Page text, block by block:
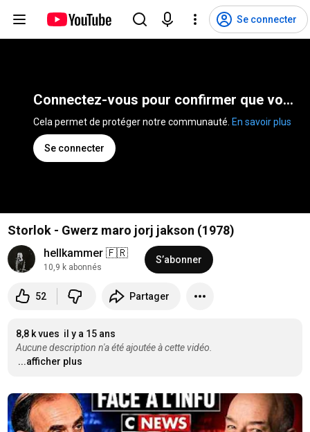
Se connecter
Connectez-vous pour confirmer que vous n'êtes pas un robot
En savoir plus
Se connecter
Storlok - Gwerz maro jorj jakson (1978)
hellkammer 🇫🇷
10,9 k abonnés
S’abonner
52 Partager
8,8 k vues il y a 15 ans
Aucune description n'a été ajoutée à cette vidéo.
...afficher plus